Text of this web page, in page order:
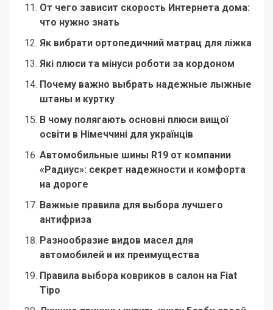
От чего зависит скорость Интернета дома:
что нужно знать
Як вибрати ортопедичний матрац для ліжка
Які плюси та мінуси роботи за кордоном
Почему важно выбрать надежные лыжные
штаны и куртку
В чому полягають основні плюси вищої
освіти в Німеччині для українців
Автомобильные шины R19 от компании
«Радиус»: секрет надежности и комфорта
на дороге
Важные правила для выбора лучшего
антифриза
Разнообразие видов масел для
автомобилей и их преимущества
Правила выбора ковриков в салон на Fiat
Tipo